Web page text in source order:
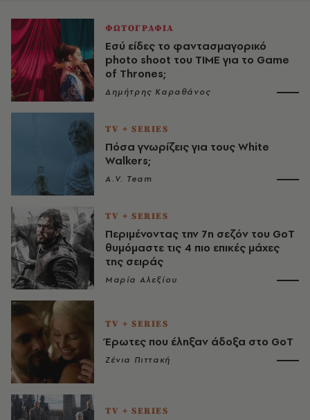
ΦΩΤΟΓΡΑΦΙΑ
Εσύ είδες το φαντασμαγορικό
photo shoot του TIME για το Game
of Thrones;
Δημήτρης Καραθάνος
TV + SERIES
Πόσα γνωρίζεις για τους White
Walkers;
A.V. Team
TV + SERIES
Περιμένοντας την 7η σεζόν του GoT
θυμόμαστε τις 4 πιο επικές μάχες
της σειράς
Μαρία Αλεξίου
TV + SERIES
Έρωτες που έληξαν άδοξα στο GoT
Ζένια Πιττακή
TV + SERIES